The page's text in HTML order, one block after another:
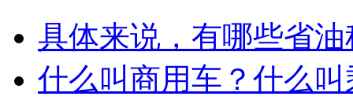
具体来说，有哪些省
什么叫商用车？什么